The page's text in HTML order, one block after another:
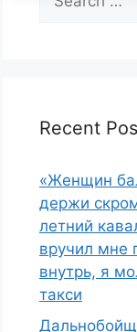
for:
Recent
«Женщин
держи
летний
вручил мне
внутрь, я
такси